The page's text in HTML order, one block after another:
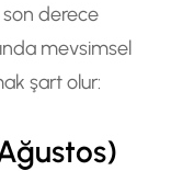
son derece
mevsimsel
şart olur: